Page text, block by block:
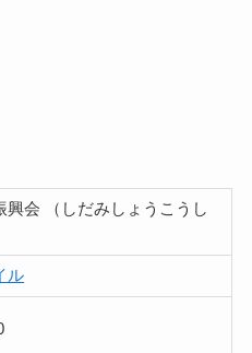
興会 （しだみしょうこうし
ル